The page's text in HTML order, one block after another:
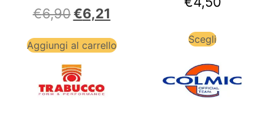
€6,90€6,21
Aggiungi al carrello Scegli